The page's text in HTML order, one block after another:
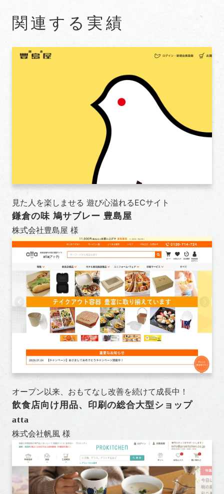
関連する実績
見た人を楽しませる 遊び心溢れるECサイト
鎌倉の味 鳩サブレー 豊島屋
株式会社豊島屋 様
オープン以来、おもてなし改善を続けて成長中！
飲食店向け用品、印刷の総合大型ショップ
atta
株式会社帆風 様